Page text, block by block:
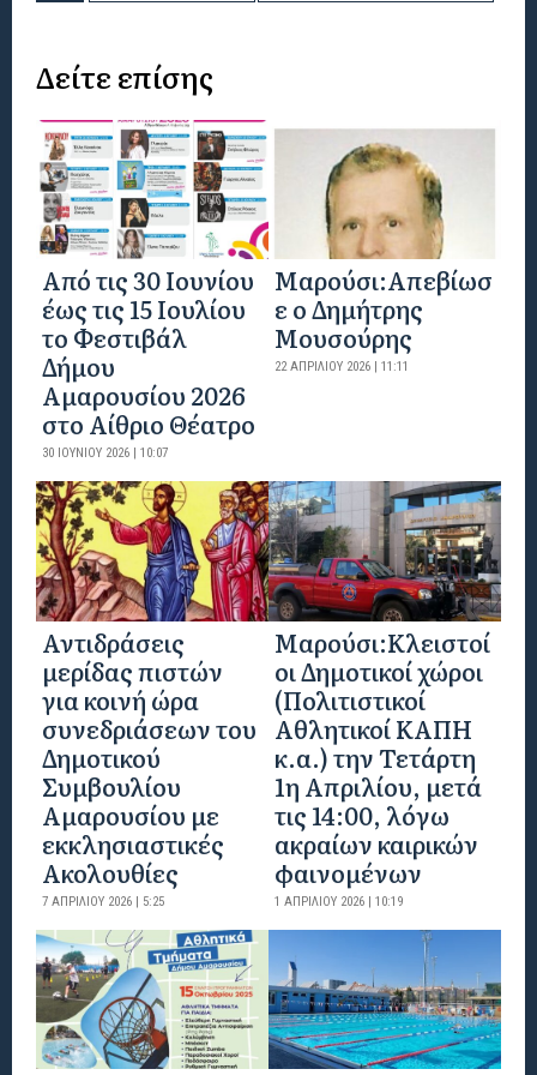
Δείτε επίσης
Από τις 30 Ιουνίου
έως τις 15 Ιουλίου
το Φεστιβάλ
Δήμου
Αμαρουσίου 2026
στο Αίθριο Θέατρο
30 ΙΟΥΝΊΟΥ 2026 | 10:07
Μαρούσι:Απεβίωσ
ε ο Δημήτρης
Μουσούρης
22 ΑΠΡΙΛΊΟΥ 2026 | 11:11
Αντιδράσεις
μερίδας πιστών
για κοινή ώρα
συνεδριάσεων του
Δημοτικού
Συμβουλίου
Αμαρουσίου με
εκκλησιαστικές
Ακολουθίες
7 ΑΠΡΙΛΊΟΥ 2026 | 5:25
Mαρούσι:Κλειστοί
οι Δημοτικοί χώροι
(Πολιτιστικοί
Αθλητικοί ΚΑΠΗ
κ.α.) την Τετάρτη
1η Απριλίου, μετά
τις 14:00, λόγω
ακραίων καιρικών
φαινομένων
1 ΑΠΡΙΛΊΟΥ 2026 | 10:19